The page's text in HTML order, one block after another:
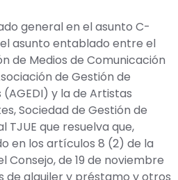
general en el asunto C-
el asunto entablado entre el
de Medios de Comunicación
de Gestión de
y la de Artistas
Sociedad de Gestión de
TJUE que resuelva que,
en los artículos 8 (2) de la
Consejo, de 19 de noviembre
de alquiler y préstamo y otros